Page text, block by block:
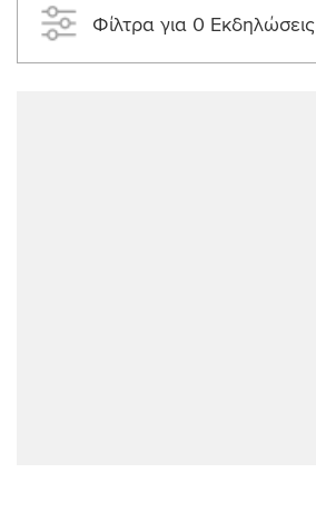
Φίλτρα για 0 Εκδηλώσεις